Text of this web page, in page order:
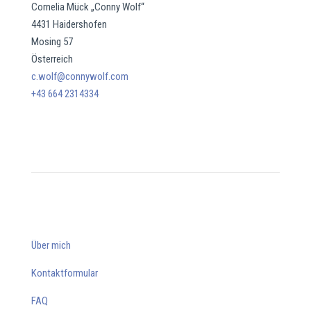
Cornelia Mück „Conny Wolf“
4431 Haidershofen
Mosing 57
Österreich
c.wolf@connywolf.com
+43 664 2314334
Über mich
Kontaktformular
FAQ